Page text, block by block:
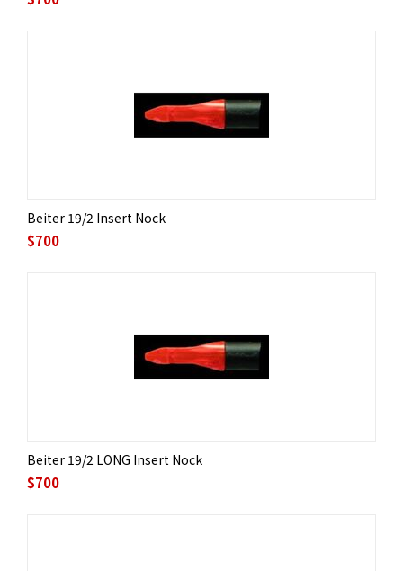
Beiter 19/2 Insert Nock
$700
Beiter 19/2 LONG Insert Nock
$700